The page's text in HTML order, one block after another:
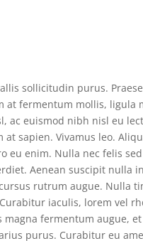
sollicitudin purus.
at fermentum mollis, ligula
ac euismod nibh nisl eu
at sapien. Vivamus leo.
eu enim. Nulla nec felis
Aenean suscipit nulla
rutrum augue. Nulla
iaculis, lorem vel
magna fermentum augue,
purus. Curabitur eu